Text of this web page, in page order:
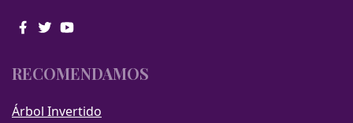
RECOMENDAMOS
Árbol Invertido